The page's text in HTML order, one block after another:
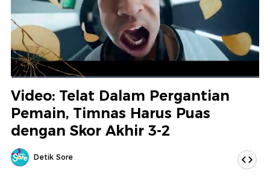
Berhenti
Suara
Hidup
ini
Dimuat:
Video: Telat Dalam Pergantian
Pemain, Timnas Harus Puas
dengan Skor Akhir 3-2
Detik Sore